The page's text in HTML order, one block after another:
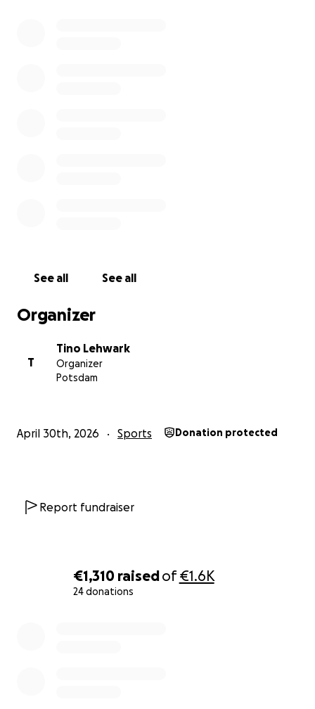
€1,310 raisedof€1.6K
24 donations
See all See all
Organizer
T
Tino Lehwark
Organizer
Potsdam
April 30th, 2026 Sports Donation protected
Report fundraiser